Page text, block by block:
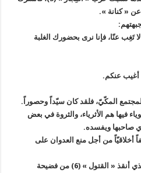
« كنانة ».
تَغِب عنّا، فإنا نرى بحضورك الغلبة
أغيب عنكم.
المكّيّ، فلقد كان سيّداً وحصوراً.
فيها هم الأثرياء، والثروة في بعض
صاحبها ويفسده.
أخلاقيّاً من أجل منع العدوان على
وكان محمد عضواً في ذلك الحلف الذي أنقذ « القتول » (6) من فضيحة